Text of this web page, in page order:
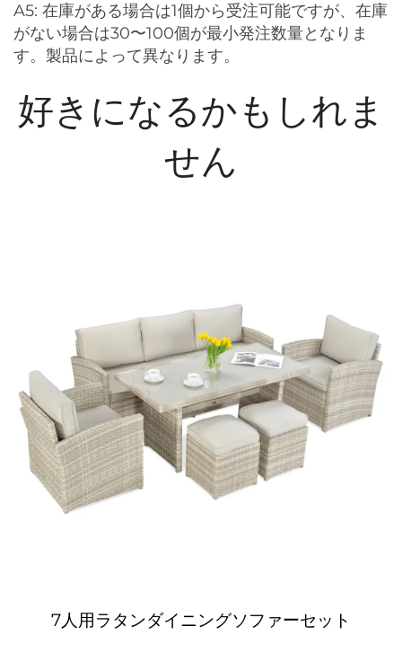
A5: 在庫がある場合は1個から受注可能ですが、在庫
がない場合は30〜100個が最小発注数量となりま
す。製品によって異なります。
好きになるかもしれま
せん
7人用ラタンダイニングソファーセット